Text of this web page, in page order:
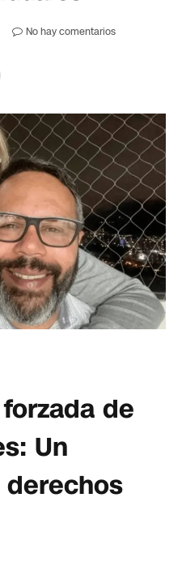
No hay comentarios
de
Un